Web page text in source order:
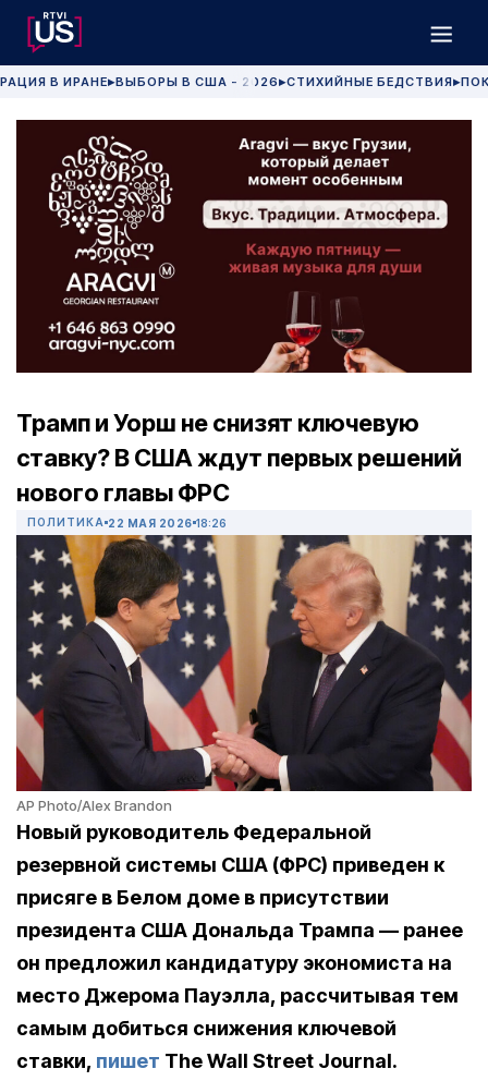
В ИРАНЕ▶ВЫБОРЫ В США - 2026 ▶СТИХИЙНЫЕ БЕДСТВИЯ▶
Трамп и Уорш не снизят ключевую
ставку? В США ждут первых решений
нового главы ФРС
ПОЛИТИКА 22 МАЯ 2026 18:26
AP Photo/Alex Brandon
Новый руководитель Федеральной
резервной системы США (ФРС) приведен к
присяге в Белом доме в присутствии
президента США Дональда Трампа — ранее
он предложил кандидатуру экономиста на
место Джерома Пауэлла, рассчитывая тем
самым добиться снижения ключевой
ставки, пишет The Wall Street Journal.